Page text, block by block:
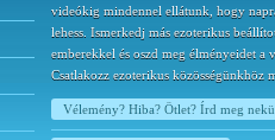
videókig mindennel ellátunk, hogy
lehess. Ismerkedj más ezoterikus
emberekkel és oszd meg élményeidet a
Csatlakozz ezoterikus közösségünkhöz
Vélemény? Hiba? Ötlet? Írd meg